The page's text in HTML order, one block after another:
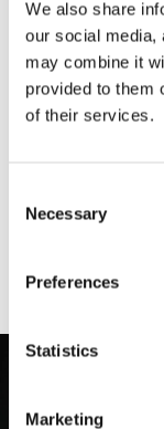
We also share
our social media,
may combine it
provided to them
of their services.
Selection
Necessary
Preferences
Statistics
Marketing
délai et
surprises